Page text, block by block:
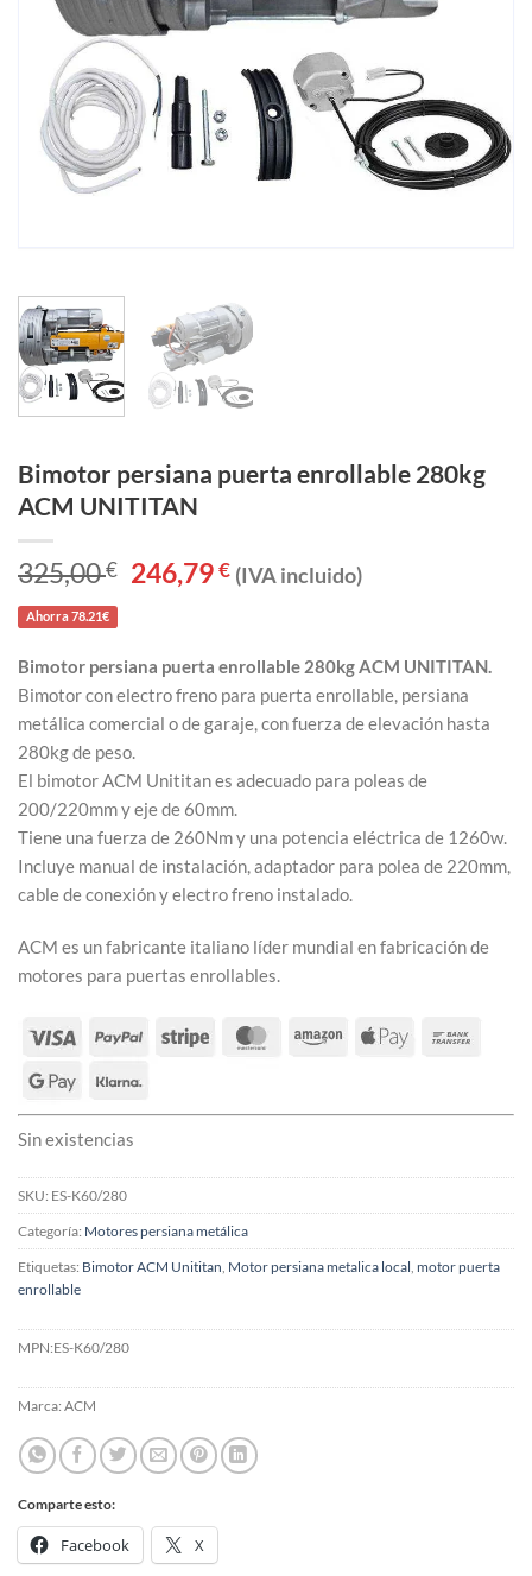
Bimotor persiana puerta enrollable 280kg
ACM UNITITAN
325,00€
El
precio
246,79€El
precio
(IVA incluido)
Ahorra 78.21€
Bimotor persiana puerta enrollable 280kg ACM UNITITAN.
Bimotor con electro freno para puerta enrollable, persiana
metálica comercial o de garaje, con fuerza de elevación hasta
280kg de peso.
El bimotor ACM Unititan es adecuado para poleas de
200/220mm y eje de 60mm.
Tiene una fuerza de 260Nm y una potencia eléctrica de 1260w.
Incluye manual de instalación, adaptador para polea de 220mm,
cable de conexión y electro freno instalado.
ACM es un fabricante italiano líder mundial en fabricación de
motores para puertas enrollables.
Sin existencias
SKU: ES-K60/280
Categoría: Motores persiana metálica
Etiquetas: Bimotor ACM Unititan Motor persiana metalica local motor puerta
enrollable
MPN:ES-K60/280
Marca: ACM
Comparte esto:
Facebook X